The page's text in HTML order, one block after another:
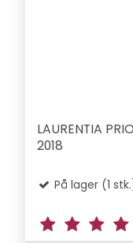
LAURENTIA
2018
På lager (1